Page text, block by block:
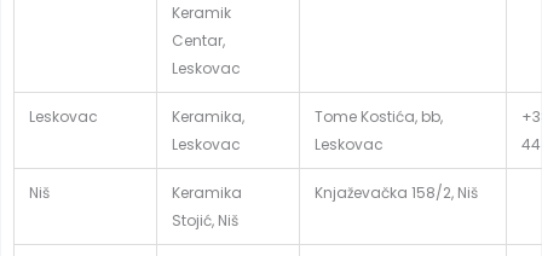
Keramik
Centar,
Leskovac
Leskovac
Keramika,
Leskovac
Tome Kostića, bb,
Leskovac
Niš
Keramika
Stojić, Niš
Knjaževačka 158/2, Niš